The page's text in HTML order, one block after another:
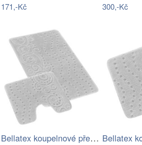
171,-Kč 300,-Kč
Bellatex koupelnové předložky SADA BANY…